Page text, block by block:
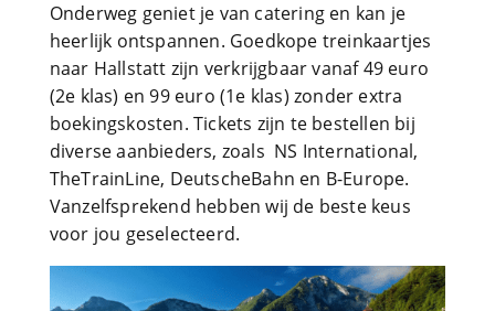
Onderweg geniet je van catering en kan je
heerlijk ontspannen. Goedkope treinkaartjes
naar Hallstatt zijn verkrijgbaar vanaf 49 euro
(2e klas) en 99 euro (1e klas) zonder extra
boekingskosten. Tickets zijn te bestellen bij
diverse aanbieders, zoals NS International,
TheTrainLine, DeutscheBahn en B-Europe.
Vanzelfsprekend hebben wij de beste keus
voor jou geselecteerd.